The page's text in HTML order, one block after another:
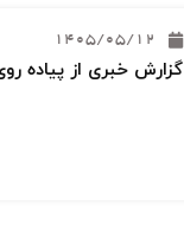
1405/05/12
گزارش خبری از پیاده